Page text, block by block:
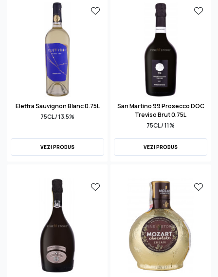
Elettra Sauvignon Blanc 0.75L
75CL / 13.5%
VEZI PRODUS
San Martino 99 Prosecco DOC
Treviso Brut 0.75L
75CL / 11%
VEZI PRODUS